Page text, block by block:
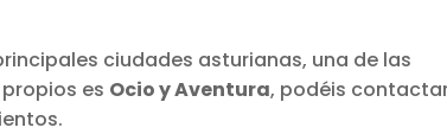
ciudades asturianas, una de las
es Ocio y Aventura, podéis